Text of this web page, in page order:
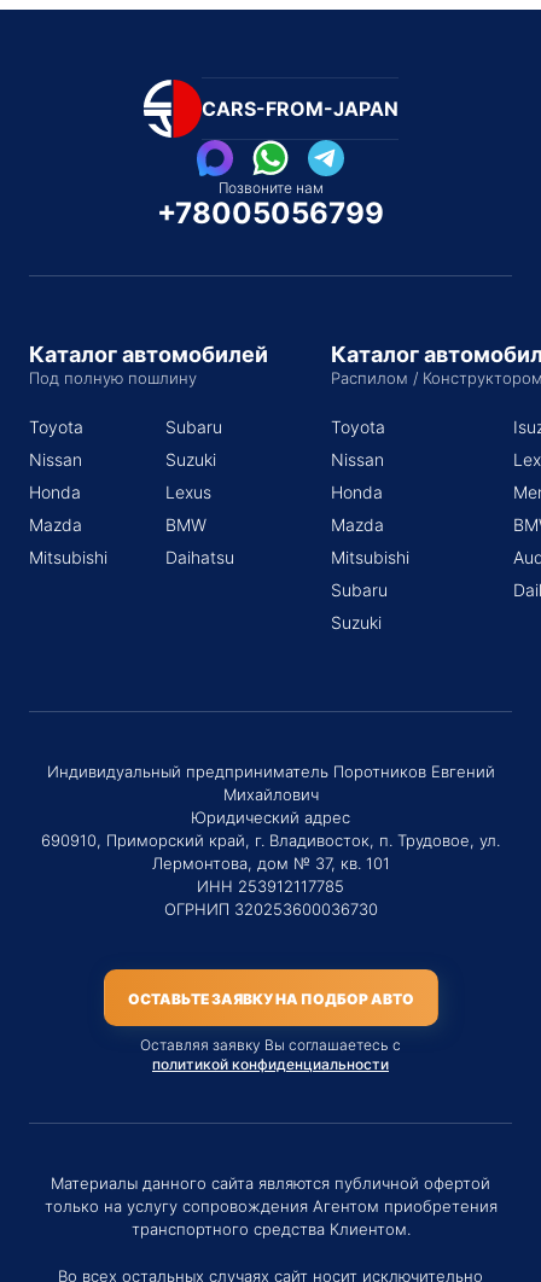
CARS-FROM-JAPAN
Позвоните нам
+78005056799
Каталог автомобилей
Под полную пошлину
Toyota
Nissan
Honda
Mazda
Mitsubishi
Subaru
Suzuki
Lexus
BMW
Daihatsu
Каталог
Распилом /
Toyota
Nissan
Honda
Mazda
Mitsubishi
Subaru
Suzuki
Индивидуальный предприниматель Поротников Евгений
Михайлович
Юридический адрес
690910, Приморский край, г. Владивосток, п. Трудовое, ул.
Лермонтова, дом № 37, кв. 101
ИНН 253912117785
ОГРНИП 320253600036730
ОСТАВЬТЕ ЗАЯВКУ НА ПОДБОР АВТО
Оставляя заявку Вы соглашаетесь с
политикой конфиденциальности
Материалы данного сайта являются публичной офертой
только на услугу сопровождения Агентом приобретения
транспортного средства Клиентом.
Во всех остальных случаях сайт носит исключительно